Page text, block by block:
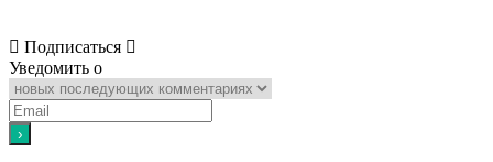
Подписаться
Уведомить о